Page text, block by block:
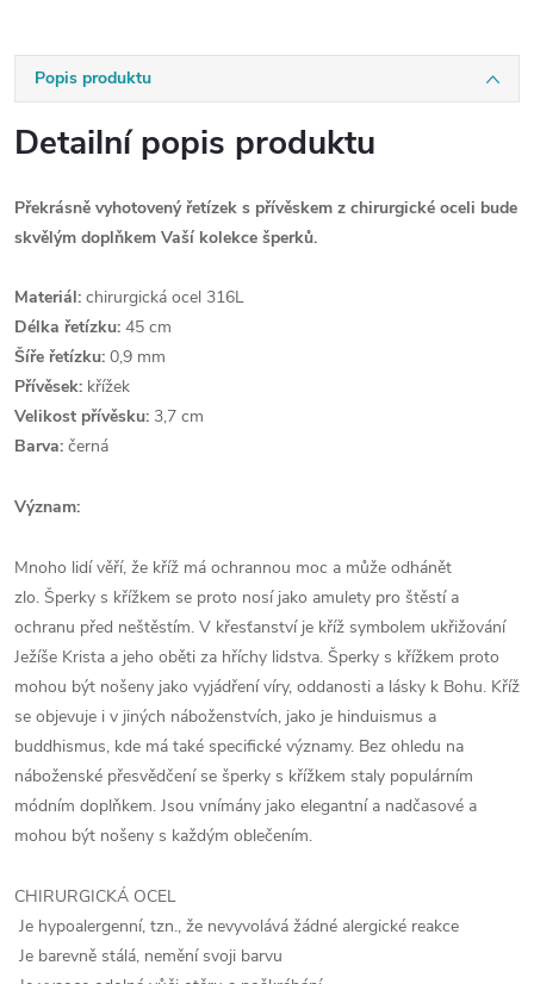
Popis produktu
Detailní popis produktu
Překrásně vyhotovený řetízek s přívěskem z chirurgické oceli bude
skvělým doplňkem Vaší kolekce šperků.
Materiál: chirurgická ocel 316L
Délka řetízku: 45 cm
Šíře řetízku: 0,9 mm
Přívěsek: křížek
Velikost přívěsku: 3,7 cm
Barva: černá
Význam:
Mnoho lidí věří, že kříž má ochrannou moc a může odhánět
zlo. Šperky s křížkem se proto nosí jako amulety pro štěstí a
ochranu před neštěstím. V křesťanství je kříž symbolem ukřižování
Ježíše Krista a jeho oběti za hříchy lidstva. Šperky s křížkem proto
mohou být nošeny jako vyjádření víry, oddanosti a lásky k Bohu. Kříž
se objevuje i v jiných náboženstvích, jako je hinduismus a
buddhismus, kde má také specifické významy. Bez ohledu na
náboženské přesvědčení se šperky s křížkem staly populárním
módním doplňkem. Jsou vnímány jako elegantní a nadčasové a
mohou být nošeny s každým oblečením.
CHIRURGICKÁ OCEL
Je hypoalergenní, tzn., že nevyvolává žádné alergické reakce
Je barevně stálá, nemění svoji barvu